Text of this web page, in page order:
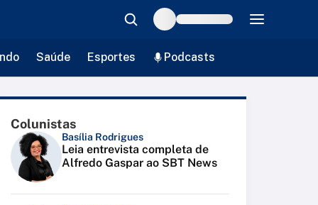
Saúde Esportes Podcasts
Colunistas
Basília Rodrigues
Leia entrevista completa de
Alfredo Gaspar ao SBT News